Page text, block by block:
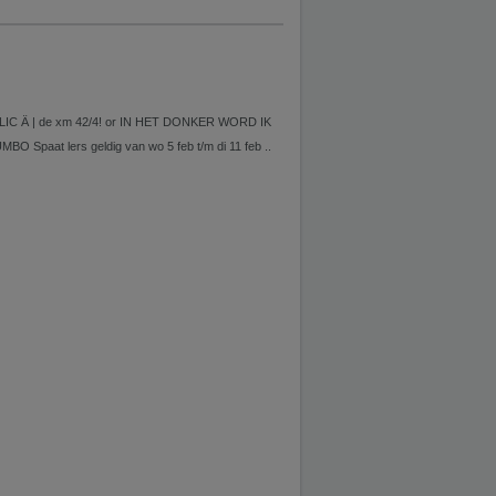
Ä | de xm 42/4! or IN HET DONKER WORD IK
Spaat lers geldig van wo 5 feb t/m di 11 feb ..